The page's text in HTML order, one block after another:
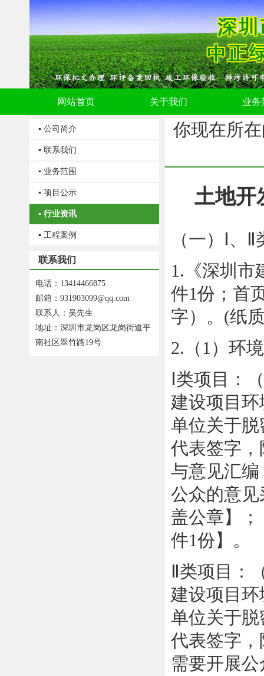
网站首页 关于我们 业务
▪ 公司简介
▪ 联系我们
▪ 业务范围
▪ 项目公示
▪ 行业资讯
▪ 工程案例
联系我们
电话：13414466875
邮箱：931903099@qq.com
联系人：吴先生
地址：深圳市龙岗区龙岗街道平
南社区翠竹路19号
你现在所
土地开
（一）Ⅰ、
1.《深圳市
件1份；首
字）。(纸
2.（1）环
Ⅰ类项目：
建设项目
单位关于
代表签字
与意见汇
公众的意
盖公章】
件1份】。
Ⅱ类项目
建设项目
单位关于
代表签字
需要开展